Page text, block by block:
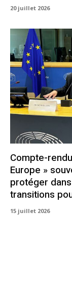
20 juillet 2026
Compte-
Europe »
protéger
transitions
15 juillet 2026